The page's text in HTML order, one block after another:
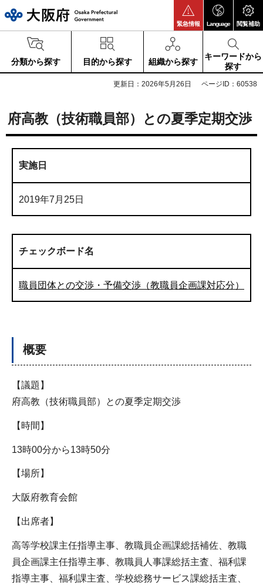
緊急情報 Language 閲覧補助
分類から探す 目的から探す 組織から探す
キーワードから
探す
更新日：2026年5月26日 ページID：60538
府高教（技術職員部）との夏季定期交渉
実施日
2019年7月25日
チェックボード名
職員団体との交渉・予備交渉（教職員企画課対応分）
概要
【議題】
府高教（技術職員部）との夏季定期交渉
【時間】
13時00分から13時50分
【場所】
大阪府教育会館
【出席者】
高等学校課主任指導主事、教職員企画課総括補佐、教職
員企画課主任指導主事、教職員人事課総括主査、福利課
指導主事、福利課主査、学校総務サービス課総括主査、